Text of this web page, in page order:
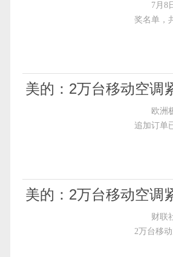
7月8日
奖名单，
美的：2万台移动空调
欧洲极
追加订单
美的：2万台移动空调
财联社
2万台移